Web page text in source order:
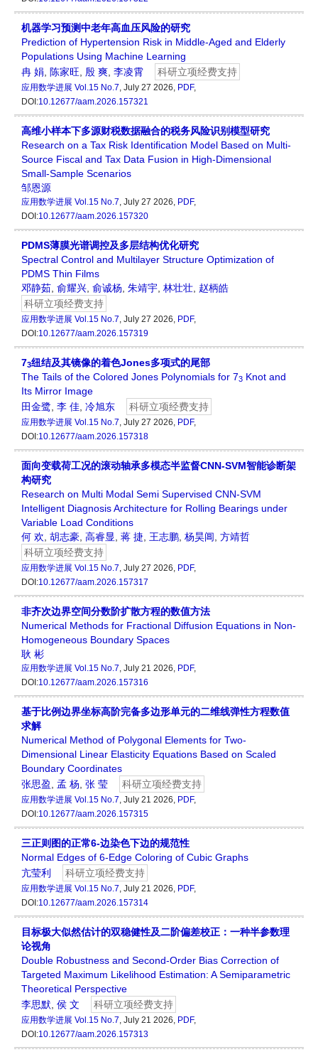
机器学习预测中老年高血压风险的研究
Prediction of Hypertension Risk in Middle-Aged and Elderly
Populations Using Machine Learning
冉 娟 陈家旺 殷 爽 李凌霄 科研立项经费支持
应用数学进展 Vol.15 No.7 , July 27 2026, PDF,
DOI:10.12677/aam.2026.157321
高维小样本下多源财税数据融合的税务风险识别模型研究
Research on a Tax Risk Identification Model Based on Multi-
Source Fiscal and Tax Data Fusion in High-Dimensional
Small-Sample Scenarios
邹恩源
应用数学进展 Vol.15 No.7 , July 27 2026, PDF,
DOI:10.12677/aam.2026.157320
PDMS薄膜光谱调控及多层结构优化研究
Spectral Control and Multilayer Structure Optimization of
PDMS Thin Films
邓静茹 俞耀兴 俞诚杨 朱靖宇 林壮壮 赵柄皓
科研立项经费支持
应用数学进展 Vol.15 No.7 , July 27 2026, PDF,
DOI:10.12677/aam.2026.157319
73纽结及其镜像的着色Jones多项式的尾部
The Tails of the Colored Jones Polynomials for 73 Knot and
Its Mirror Image
田金鹭 李 佳 冷旭东 科研立项经费支持
应用数学进展 Vol.15 No.7 , July 27 2026, PDF,
DOI:10.12677/aam.2026.157318
面向变载荷工况的滚动轴承多模态半监督CNN-SVM智能诊断架
构研究
Research on Multi Modal Semi Supervised CNN-SVM
Intelligent Diagnosis Architecture for Rolling Bearings under
Variable Load Conditions
何 欢 胡志豪 高睿显 蒋 捷 王志鹏 杨昊阊 方靖哲
科研立项经费支持
应用数学进展 Vol.15 No.7 , July 27 2026, PDF,
DOI:10.12677/aam.2026.157317
非齐次边界空间分数阶扩散方程的数值方法
Numerical Methods for Fractional Diffusion Equations in Non-
Homogeneous Boundary Spaces
耿 彬
应用数学进展 Vol.15 No.7 , July 21 2026, PDF,
DOI:10.12677/aam.2026.157316
基于比例边界坐标高阶完备多边形单元的二维线弹性方程数值
求解
Numerical Method of Polygonal Elements for Two-
Dimensional Linear Elasticity Equations Based on Scaled
Boundary Coordinates
张思盈
孟 杨 张 莹 科研立项经费支持
应用数学进展 Vol.15 No.7 , July 21 2026, PDF,
DOI:10.12677/aam.2026.157315
三正则图的正常6-边染色下边的规范性
Normal Edges of 6-Edge Coloring of Cubic Graphs
亢莹利
科研立项经费支持
应用数学进展 Vol.15 No.7 , July 21 2026, PDF,
DOI:10.12677/aam.2026.157314
目标极大似然估计的双稳健性及二阶偏差校正：一种半参数理
论视角
Double Robustness and Second-Order Bias Correction of
Targeted Maximum Likelihood Estimation: A Semiparametric
Theoretical Perspective
李思默 侯 文 科研立项经费支持
应用数学进展 Vol.15 No.7 , July 21 2026, PDF,
DOI:10.12677/aam.2026.157313